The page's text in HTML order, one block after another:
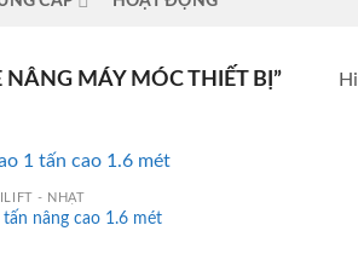
MÁY MÓC THIẾT BỊ”
- NHẬT
nâng cao 1.6 mét